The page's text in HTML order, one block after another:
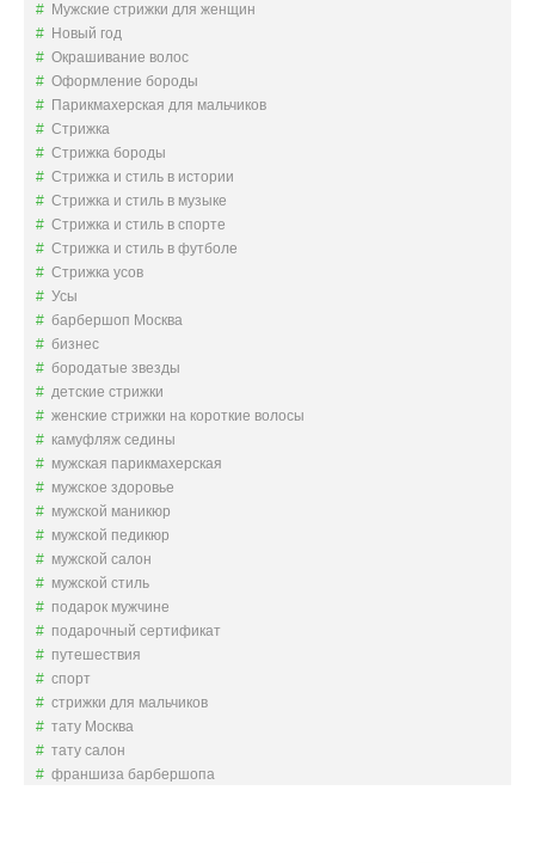
Мужские стрижки для женщин
Новый год
Окрашивание волос
Оформление бороды
Парикмахерская для мальчиков
Стрижка
Стрижка бороды
Стрижка и стиль в истории
Стрижка и стиль в музыке
Стрижка и стиль в спорте
Стрижка и стиль в футболе
Стрижка усов
Усы
барбершоп Москва
бизнес
бородатые звезды
детские стрижки
женские стрижки на короткие волосы
камуфляж седины
мужская парикмахерская
мужское здоровье
мужской маникюр
мужской педикюр
мужской салон
мужской стиль
подарок мужчине
подарочный сертификат
путешествия
спорт
стрижки для мальчиков
тату Москва
тату салон
франшиза барбершопа